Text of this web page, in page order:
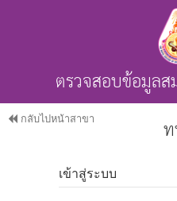
ตรวจสอบข้อมูลส
กลับไปหน้าสาขา
เข้าสู่ระบบ